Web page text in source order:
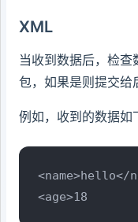
XML
当收到数据后，检
包，如果是则提交给
例如，收到的数据如
<name>hello</
<age>18